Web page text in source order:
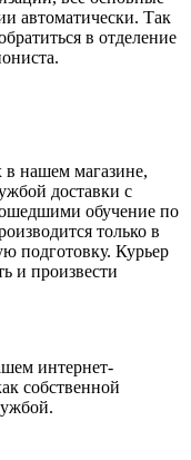
автоматически. Так
в отделение
в нашем магазине,
доставки с
обучение по
только в
подготовку. Курьер
и произвести
интернет-
собственной